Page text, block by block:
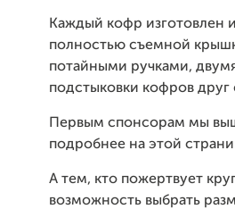
Каждый кофр изготовлен
полностью съемной
потайными ручками,
подстыковки кофров друг
Первым спонсорам мы
подробнее на этой
А тем, кто пожертвует
возможность выбрать